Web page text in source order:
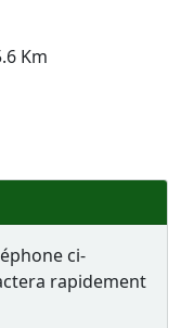
Km
ci-
rapidement